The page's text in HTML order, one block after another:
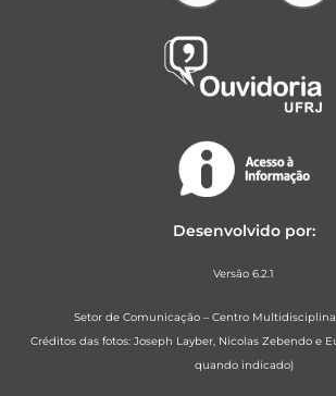
Desenvolvido por:
Versão 6.2.1
Setor de Comunicação – Centro
Créditos das fotos: Joseph Layber, Nicolas Zebendo e
quando indicado)